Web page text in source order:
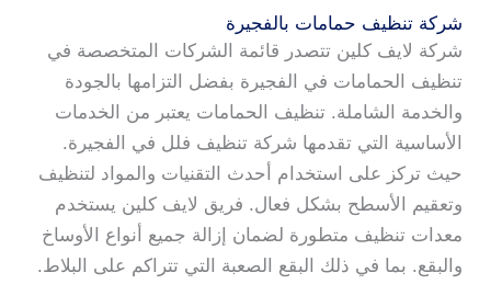
شركة تنظيف حمامات بالفجيرة
شركة لايف كلين تتصدر قائمة الشركات المتخصصة في
تنظيف الحمامات في الفجيرة بفضل التزامها بالجودة
والخدمة الشاملة. تنظيف الحمامات يعتبر من الخدمات
الأساسية التي تقدمها شركة تنظيف فلل في الفجيرة.
حيث تركز على استخدام أحدث التقنيات والمواد لتنظيف
وتعقيم الأسطح بشكل فعال. فريق لايف كلين يستخدم
معدات تنظيف متطورة لضمان إزالة جميع أنواع الأوساخ
والبقع. بما في ذلك البقع الصعبة التي تتراكم على البلاط.